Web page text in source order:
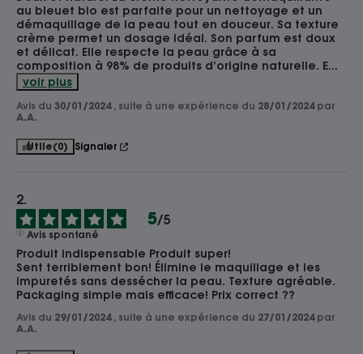
au bleuet bio est parfaite pour un nettoyage et un
démaquillage de la peau tout en douceur. Sa texture
crème permet un dosage idéal. Son parfum est doux
et délicat. Elle respecte la peau grâce à sa
composition à 98% de produits d’origine naturelle. E...
voir plus
Avis du 30/01/2024 , suite à une expérience du 28/01/2024 par
A.A.
Utile(0) Signaler
5/5
Avis spontané
Produit indispensable Produit super!
Sent terriblement bon! Élimine le maquillage et les
impuretés sans dessécher la peau. Texture agréable.
Packaging simple mais efficace! Prix correct ??
Avis du 29/01/2024 , suite à une expérience du 27/01/2024 par
A.A.